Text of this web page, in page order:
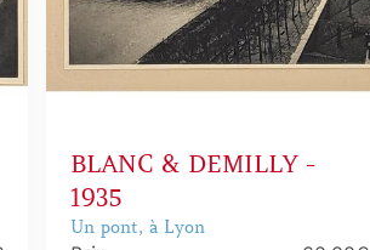
BLANC & DEMILLY -
1935
Un pont, à Lyon